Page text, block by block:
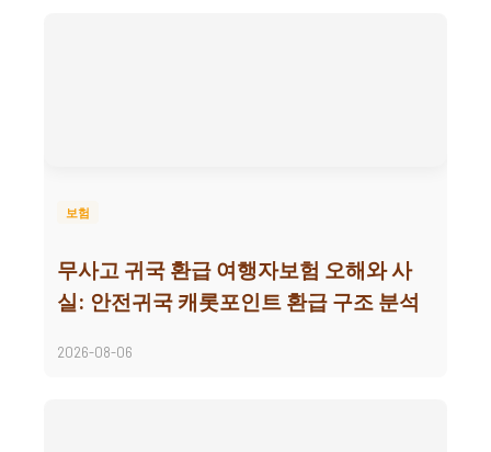
보험
무사고 귀국 환급 여행자보험 오해와 사
실: 안전귀국 캐롯포인트 환급 구조 분석
2026-08-06